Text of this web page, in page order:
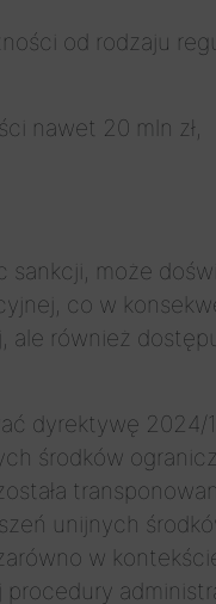
od rodzaju
nawet 20 mln zł,
sankcji, może
co w
ale również
dyrektywę 2024/
środków
unijnych
w